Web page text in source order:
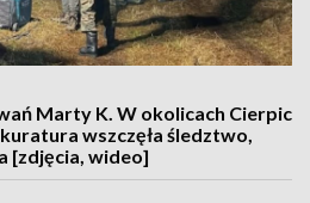
Marty K. W okolicach Cierpic
wszczęła śledztwo,
[zdjęcia, wideo]